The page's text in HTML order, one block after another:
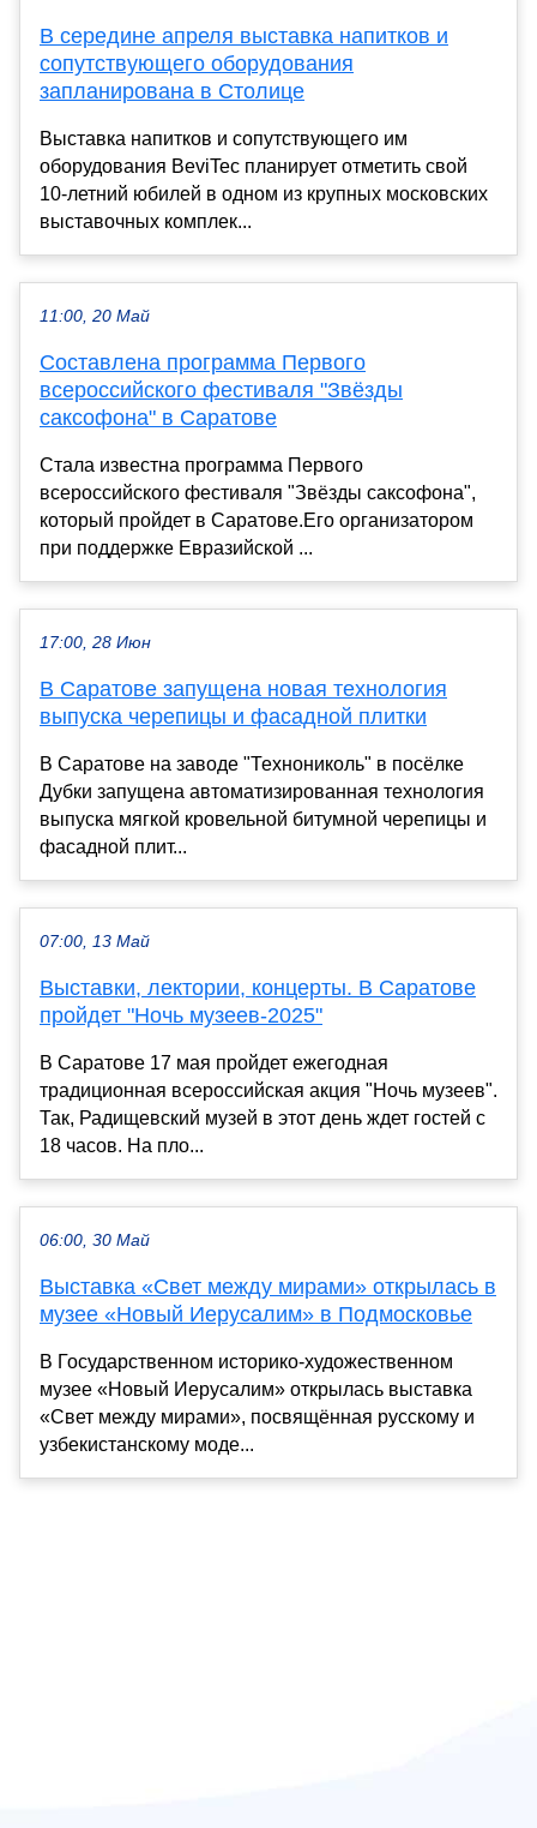
В середине апреля выставка напитков и
сопутствующего оборудования
запланирована в Столице
Выставка напитков и сопутствующего им
оборудования BeviTec планирует отметить свой
10-летний юбилей в одном из крупных московских
выставочных комплек...
11:00, 20 Май
Составлена программа Первого
всероссийского фестиваля "Звёзды
саксофона" в Саратове
Стала известна программа Первого
всероссийского фестиваля "Звёзды саксофона",
который пройдет в Саратове.Его организатором
при поддержке Евразийской ...
17:00, 28 Июн
В Саратове запущена новая технология
выпуска черепицы и фасадной плитки
В Саратове на заводе "Технониколь" в посёлке
Дубки запущена автоматизированная технология
выпуска мягкой кровельной битумной черепицы и
фасадной плит...
07:00, 13 Май
Выставки, лектории, концерты. В Саратове
пройдет "Ночь музеев-2025"
В Саратове 17 мая пройдет ежегодная
традиционная всероссийская акция "Ночь музеев".
Так, Радищевский музей в этот день ждет гостей с
18 часов. На пло...
06:00, 30 Май
Выставка «Свет между мирами» открылась в
музее «Новый Иерусалим» в Подмосковье
В Государственном историко-художественном
музее «Новый Иерусалим» открылась выставка
«Свет между мирами», посвящённая русскому и
узбекистанскому моде...